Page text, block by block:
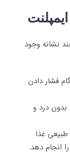
نشانه وجود
فشار دادن
بدون درد و
طبیعی غذا
انجام دهد.